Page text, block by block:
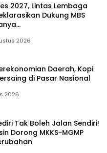
2027, Lintas Lembaga
Dukung MBS
2026
Daerah, Kopi
di Pasar Nasional
2026
Tak Boleh Jalan Sendiri!
Dorong MKKS-MGMP